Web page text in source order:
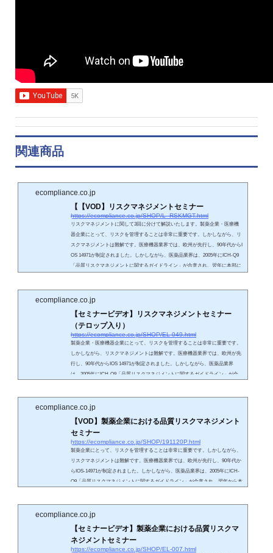
関連商品
ecompliance.co.jp
【【VOD】リスクマネジメントセミナー
https://ecompliance.co.jp/SHOP/L_RSKMGT.html
リスクマネジメントに関して3回に分けて解説いたします。製薬企業・医療機
器企業にとって、リスクを管理することは非常に重要です。しかしながら、リ
スクマネジメントは難解です。医療機器業界では、欧州が先行し、90年代からI
OS 14971が制定されました。しかしながら、医薬品業界は、2005年にICH-Q9
「品質リスクマネジメントに関するガイドライン」が合意され、翌年に本邦に
【医療機器...
ecompliance.co.jp
【セミナービデオ】リスクマネジメントセミナー
（テロップ入り）
https://ecompliance.co.jp/SHOP/EL-049.html
製薬企業・医療機器企業にとって、リスクを管理することは非常に重要です。
しかしながら、リスクマネジメントは難解です。医療機器業界では、欧州が先
行し、90年代からIOS 14971が制定されました。しかしながら、医薬品業界
は、2005年にICH-Q9「品質リスクマネジメントに関するガイドライン」が合
理されてきました。 【医療機器におけるリスクマネジメント】医療機器には何
ecompliance.co.jp
【VOD】製薬企業における品質リスクマネジメント
セミナー
https://ecompliance.co.jp/SHOP/191120P.html
製薬企業にとって、リスクを管理することは非常に重要です。しかしながら、
リスクマネジメントは難解です。医療機器業界では、欧州が先行し、90年代か
らIOS-14971が制定されました。しかしながら、医薬品業界は、2005年にICH-
Q9「品質リスクマネジメントに関するガイドライン」が合意され、翌年から本
た。品質リスクマネジメントは、特定の部署だけが対応したり、手順書を作成
ecompliance.co.jp
【セミナービデオ】製薬企業における品質リスクマ
ネジメントセミナー
https://ecompliance.co.jp/SHOP/EL-007.html